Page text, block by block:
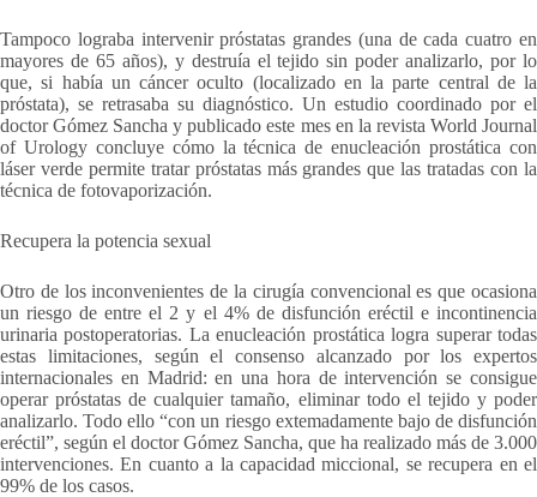
Tampoco lograba intervenir próstatas grandes (una de cada cuatro en
mayores de 65 años), y destruía el tejido sin poder analizarlo, por lo
que, si había un cáncer oculto (localizado en la parte central de la
próstata), se retrasaba su diagnóstico. Un estudio coordinado por el
doctor Gómez Sancha y publicado este mes en la revista World Journal
of Urology concluye cómo la técnica de enucleación prostática con
láser verde permite tratar próstatas más grandes que las tratadas con la
técnica de fotovaporización.
Recupera la potencia sexual
Otro de los inconvenientes de la cirugía convencional es que ocasiona
un riesgo de entre el 2 y el 4% de disfunción eréctil e incontinencia
urinaria postoperatorias. La enucleación prostática logra superar todas
estas limitaciones, según el consenso alcanzado por los expertos
internacionales en Madrid: en una hora de intervención se consigue
operar próstatas de cualquier tamaño, eliminar todo el tejido y poder
analizarlo. Todo ello “con un riesgo extemadamente bajo de disfunción
eréctil”, según el doctor Gómez Sancha, que ha realizado más de 3.000
intervenciones. En cuanto a la capacidad miccional, se recupera en el
99% de los casos.